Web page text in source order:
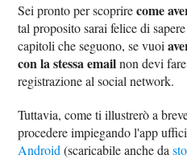
Sei pronto per scoprirecome
tal proposito sarai felice di
capitoli che seguono, se vuoi
con la stessa emailnon devi
registrazione al social network.
Tuttavia, come ti illustrerò a
procedere impiegando l'app
Android (scaricabile anche da